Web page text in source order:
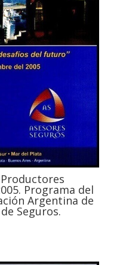
Programa del
Argentina de
Seguros.